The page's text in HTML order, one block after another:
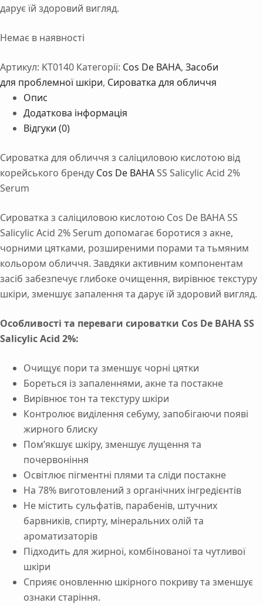
дарує їй здоровий вигляд.
Немає в наявності
Артикул: KT0140 Категорії: Cos De BAHA, Засоби
для проблемної шкіри, Сироватка для обличчя
Опис
Додаткова інформація
Відгуки (0)
Сироватка для обличчя з саліциловою кислотою від
корейського бренду Cos De BAHASS Salicylic Acid 2%
Serum
Сироватка з саліциловою кислотою Cos De BAHA SS
Salicylic Acid 2% Serum допомагає боротися з акне,
чорними цятками, розширеними порами та тьмяним
кольором обличчя. Завдяки активним компонентам
засіб забезпечує глибоке очищення, вирівнює текстуру
шкіри, зменшує запалення та дарує їй здоровий вигляд.
Особливості та переваги сироватки Cos De BAHA SS
Salicylic Acid 2%:
Очищує пори та зменшує чорні цятки
Бореться із запаленнями, акне та постакне
Вирівнює тон та текстуру шкіри
Контролює виділення себуму, запобігаючи появі
жирного блиску
Пом’якшує шкіру, зменшує лущення та
почервоніння
Освітлює пігментні плями та сліди постакне
На 78% виготовлений з органічних інгредієнтів
Не містить сульфатів, парабенів, штучних
барвників, спирту, мінеральних олій та
ароматизаторів
Підходить для жирної, комбінованої та чутливої
шкіри
Сприяє оновленню шкірного покриву та зменшує
ознаки старіння.